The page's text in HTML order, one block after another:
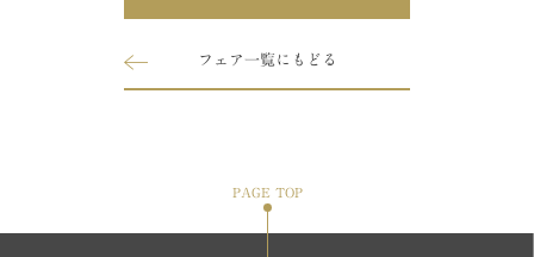
フェア一覧にもどる
PAGE TOP